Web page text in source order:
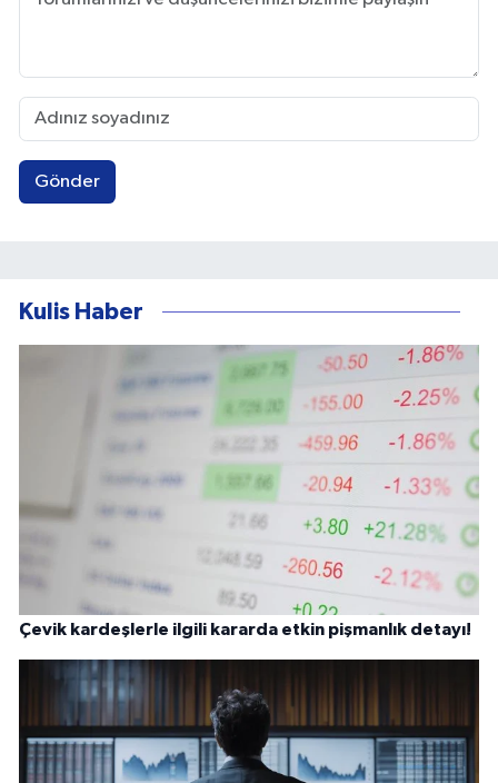
Gönder
Kulis Haber
Çevik kardeşlerle ilgili kararda etkin pişmanlık detayı!